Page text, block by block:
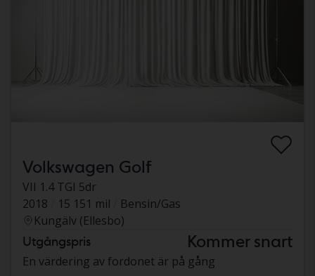
Volkswagen Golf
VII 1.4 TGI 5dr
2018
15 151 mil
Bensin/Gas
Kungälv (Ellesbo)
Utgångspris Kommer snart
En värdering av fordonet är på gång